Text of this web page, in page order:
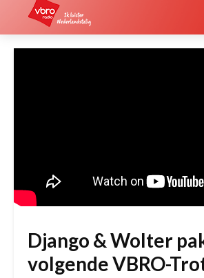
Django & Wolter
volgende VBRO-